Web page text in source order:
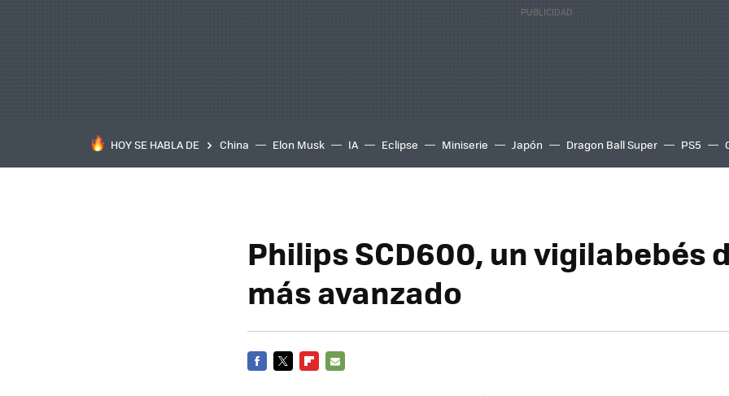
HOY SE HABLA DE China Elon Musk IA Eclipse Miniserie Japón Dragon Ball Super PS5
Philips SCD600, un vigilabebés
más avanzado